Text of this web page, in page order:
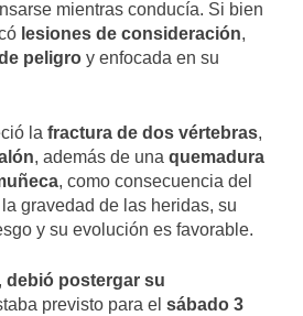
mientras conducía. Si bien
lesiones de consideración,
peligro y enfocada en su
la fractura de dos vértebras,
, además de una quemadura
, como consecuencia del
gravedad de las heridas, su
y su evolución es favorable.
debió postergar su
previsto para el sábado 3